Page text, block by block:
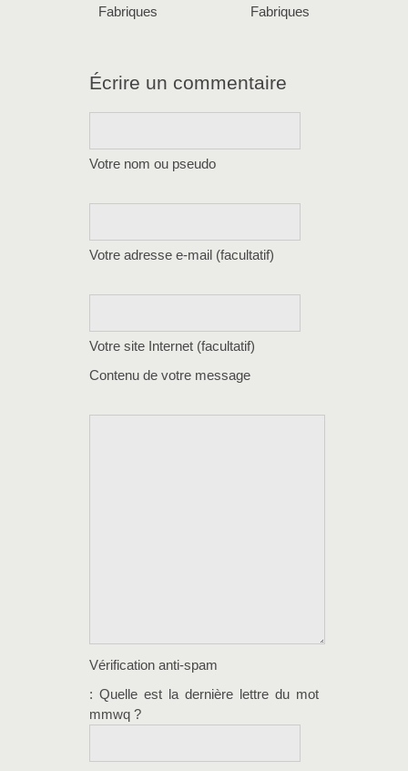
Fabriques
Fabriques
Écrire un commentaire
Votre nom ou pseudo
Votre adresse e-mail (facultatif)
Votre site Internet (facultatif)
Contenu de votre message
Vérification anti-spam
: Quelle est la dernière lettre du mot
mmwq ?